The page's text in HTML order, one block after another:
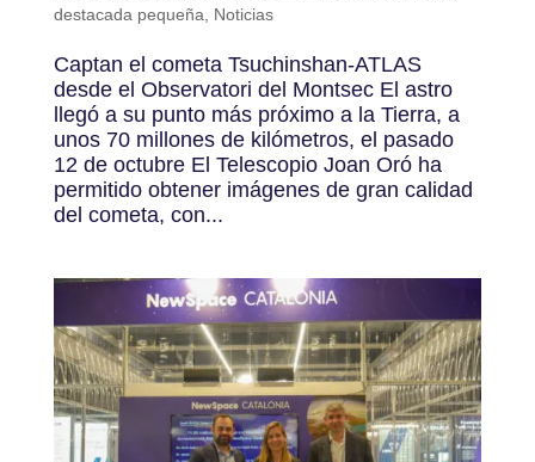
destacada pequeña
Noticias
Captan el cometa Tsuchinshan-ATLAS
desde el Observatori del Montsec El astro
llegó a su punto más próximo a la Tierra, a
unos 70 millones de kilómetros, el pasado
12 de octubre El Telescopio Joan Oró ha
permitido obtener imágenes de gran calidad
del cometa, con...